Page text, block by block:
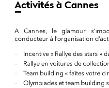
Activités à Cannes
A Cannes, le glamour
conducteur à l’organisation
Incentive « Rallye des stars »
Rallye en voitures de
Team building « faîtes votre
Olympiades et team building